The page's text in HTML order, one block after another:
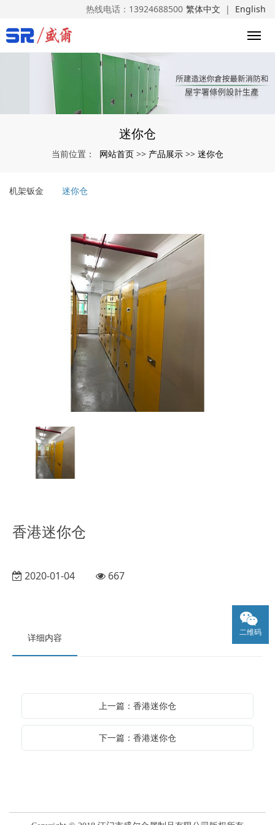
热线电话： 13924688500 繁体中文 | English
迷你仓
当前位置： 网站首页 >> 产品展示 >> 迷你仓
机架钣金 迷你仓
香港迷你仓
2020-01-04 667
详细内容
上一篇：香港迷你仓
下一篇：香港迷你仓
二维码